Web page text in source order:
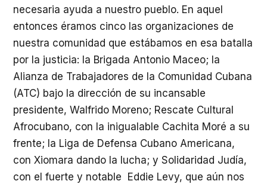
necesaria ayuda a nuestro pueblo. En aquel
entonces éramos cinco las organizaciones de
nuestra comunidad que estábamos en esa batalla
por la justicia: la Brigada Antonio Maceo; la
Alianza de Trabajadores de la Comunidad Cubana
(ATC) bajo la dirección de su incansable
presidente, Walfrido Moreno; Rescate Cultural
Afrocubano, con la inigualable Cachita Moré a su
frente; la Liga de Defensa Cubano Americana,
con Xiomara dando la lucha; y Solidaridad Judía,
con el fuerte y notable Eddie Levy, que aún nos